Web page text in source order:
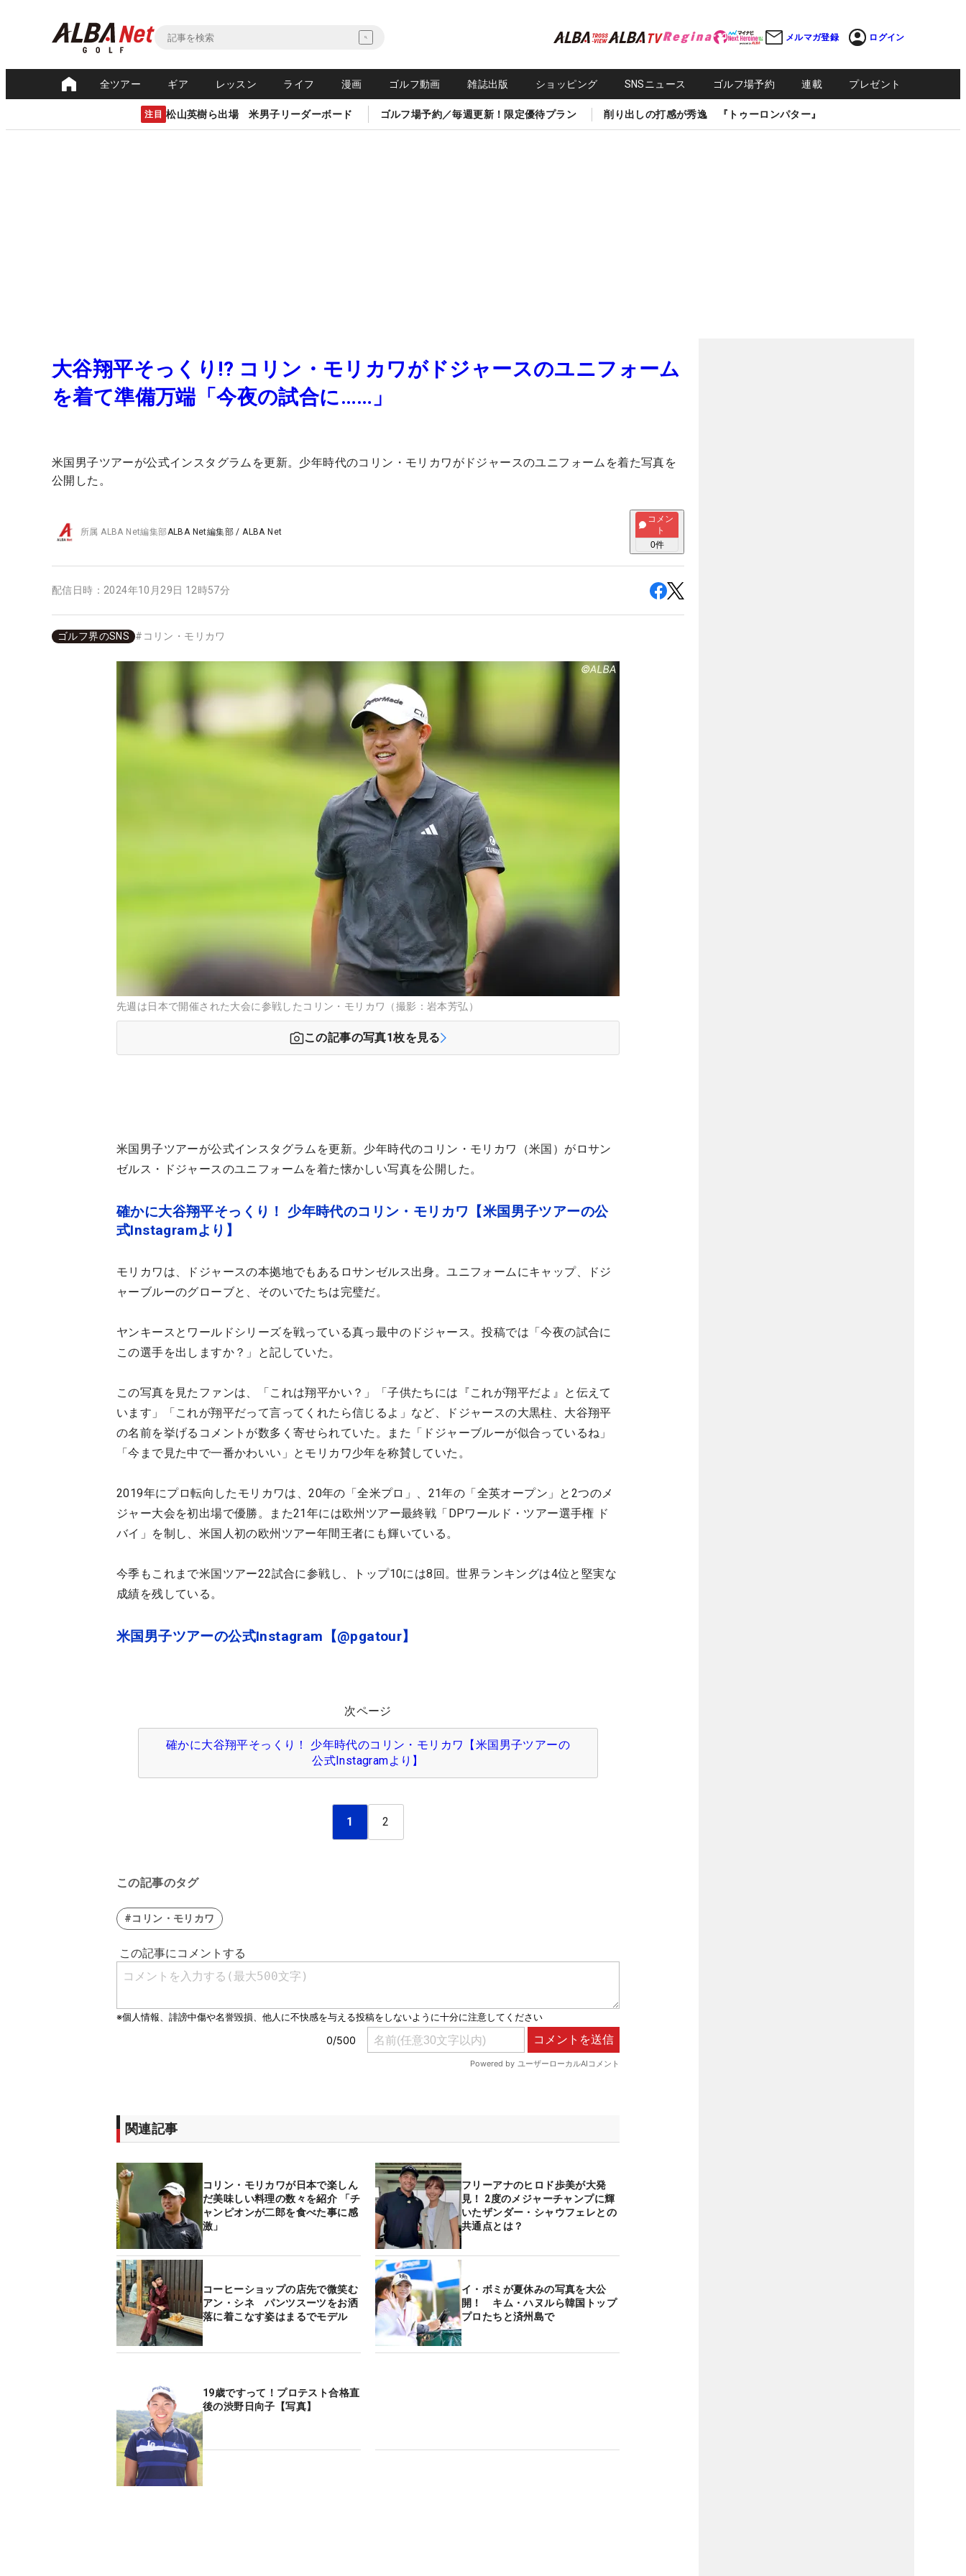
メルマガ登録 ログイン
全ツアー ギア レッスン ライフ 漫画 ゴルフ動画 雑誌出版 ショッピング SNSニュース ゴルフ場予約 連載 プレゼント
注目 松山英樹ら出場 米男子リーダーボード ゴルフ場予約／毎週更新！限定優待プラン 削り出しの打感が秀逸 『トゥーロンパター』
大谷翔平そっくり!? コリン・モリカワがドジャースのユニフォーム
を着て準備万端「今夜の試合に……」
米国男子ツアーが公式インスタグラムを更新。少年時代のコリン・モリカワがドジャースのユニフォームを着た写真を
公開した。
所属ALBA Net編集部ALBA Net編集部 /ALBA Net
コメン
ト
0件
配信日時： 2024年10月29日 12時57分
ゴルフ界のSNS # コリン・モリカワ
先週は日本で開催された大会に参戦したコリン・モリカワ（撮影：岩本芳弘）
この記事の写真1枚を見る
米国男子ツアーが公式インスタグラムを更新。少年時代のコリン・モリカワ（米国）がロサン
ゼルス・ドジャースのユニフォームを着た懐かしい写真を公開した。
確かに大谷翔平そっくり！ 少年時代のコリン・モリカワ【米国男子ツアーの公
式Instagramより】
モリカワは、ドジャースの本拠地でもあるロサンゼルス出身。ユニフォームにキャップ、ドジ
ャーブルーのグローブと、そのいでたちは完璧だ。
ヤンキースとワールドシリーズを戦っている真っ最中のドジャース。投稿では「今夜の試合に
この選手を出しますか？」と記していた。
この写真を見たファンは、「これは翔平かい？」「子供たちには『これが翔平だよ』と伝えて
います」「これが翔平だって言ってくれたら信じるよ」など、ドジャースの大黒柱、大谷翔平
の名前を挙げるコメントが数多く寄せられていた。また「ドジャーブルーが似合っているね」
「今まで見た中で一番かわいい」とモリカワ少年を称賛していた。
2019年にプロ転向したモリカワは、20年の「全米プロ」、21年の「全英オープン」と2つのメ
ジャー大会を初出場で優勝。また21年には欧州ツアー最終戦「DPワールド・ツアー選手権 ド
バイ」を制し、米国人初の欧州ツアー年間王者にも輝いている。
今季もこれまで米国ツアー22試合に参戦し、トップ10には8回。世界ランキングは4位と堅実な
成績を残している。
米国男子ツアーの公式Instagram【@pgatour】
次ページ
確かに大谷翔平そっくり！ 少年時代のコリン・モリカワ【米国男子ツアーの
公式Instagramより】
1 2
この記事のタグ
#コリン・モリカワ
関連記事
コリン・モリカワが日本で楽しん
だ美味しい料理の数々を紹介 「チ
ャンピオンが二郎を食べた事に感
激」
フリーアナのヒロド歩美が大発
見！ 2度のメジャーチャンプに輝
いたザンダー・シャウフェレとの
共通点とは？
コーヒーショップの店先で微笑む
アン・シネ パンツスーツをお洒
落に着こなす姿はまるでモデル
イ・ボミが夏休みの写真を大公
開！ キム・ハヌルら韓国トップ
プロたちと済州島で
19歳ですって！プロテスト合格直
後の渋野日向子【写真】